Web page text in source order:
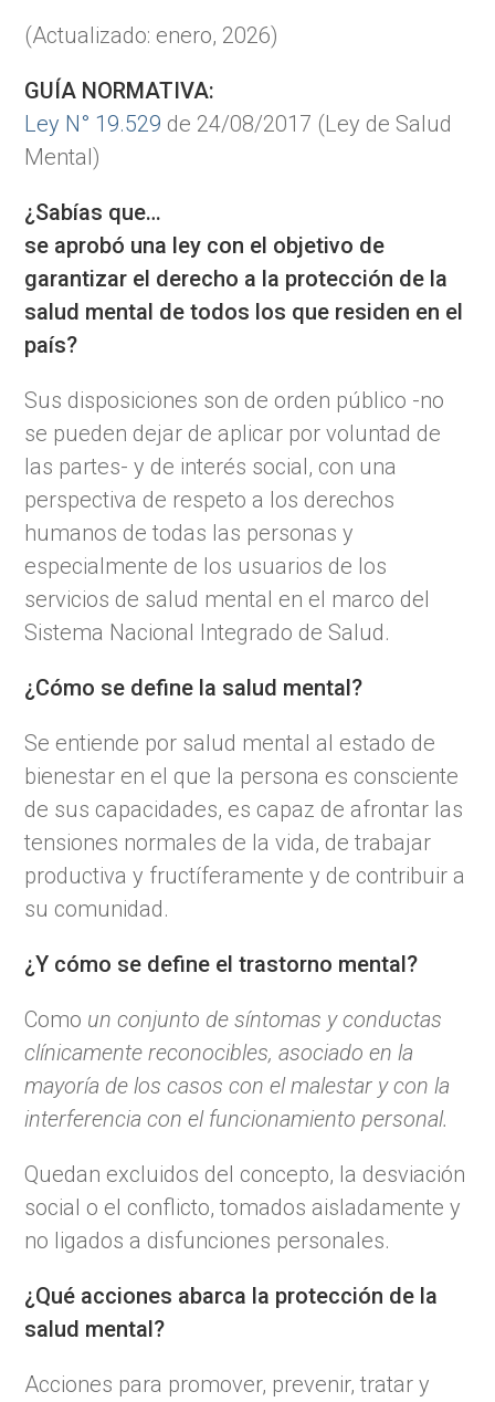
(Actualizado: enero, 2026)
GUÍA NORMATIVA:
Ley N° 19.529 de 24/08/2017 (Ley de Salud
Mental)
¿Sabías que…
se aprobó una ley con el objetivo de
garantizar el derecho a la protección de la
salud mental de todos los que residen en el
país?
Sus disposiciones son de orden público -no
se pueden dejar de aplicar por voluntad de
las partes- y de interés social, con una
perspectiva de respeto a los derechos
humanos de todas las personas y
especialmente de los usuarios de los
servicios de salud mental en el marco del
Sistema Nacional Integrado de Salud.
¿Cómo se define la salud mental?
Se entiende por salud mental al estado de
bienestar en el que la persona es consciente
de sus capacidades, es capaz de afrontar las
tensiones normales de la vida, de trabajar
productiva y fructíferamente y de contribuir a
su comunidad.
¿Y cómo se define el trastorno mental?
Como un conjunto de síntomas y conductas
clínicamente reconocibles, asociado en la
mayoría de los casos con el malestar y con la
interferencia con el funcionamiento personal.
Quedan excluidos del concepto, la desviación
social o el conflicto, tomados aisladamente y
no ligados a disfunciones personales.
¿Qué acciones abarca la protección de la
salud mental?
Acciones para promover, prevenir, tratar y